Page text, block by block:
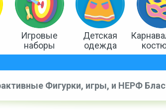
Игровые
наборы
Детская
одежда
Фигурки, игры, и НЕРФ